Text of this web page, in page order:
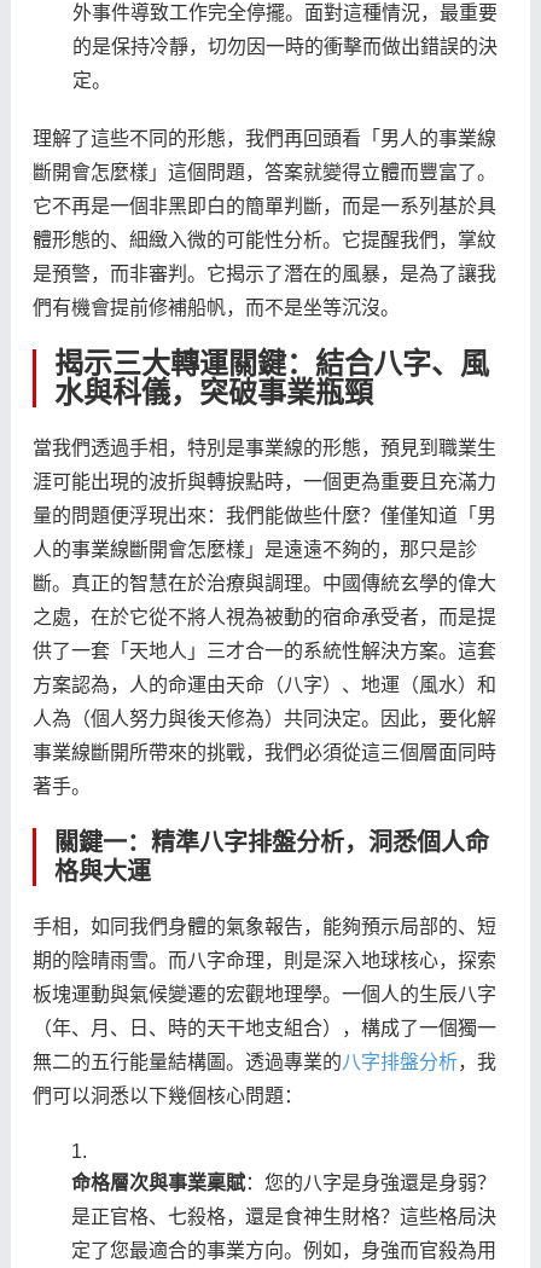
外事件導致工作完全停擺。面對這種情況，最重要
的是保持冷靜，切勿因一時的衝擊而做出錯誤的決
定。
理解了這些不同的形態，我們再回頭看「男人的事業線
斷開會怎麼樣」這個問題，答案就變得立體而豐富了。
它不再是一個非黑即白的簡單判斷，而是一系列基於具
體形態的、細緻入微的可能性分析。它提醒我們，掌紋
是預警，而非審判。它揭示了潛在的風暴，是為了讓我
們有機會提前修補船帆，而不是坐等沉沒。
揭示三大轉運關鍵：結合八字、風
水與科儀，突破事業瓶頸
當我們透過手相，特別是事業線的形態，預見到職業生
涯可能出現的波折與轉捩點時，一個更為重要且充滿力
量的問題便浮現出來：我們能做些什麼？僅僅知道「男
人的事業線斷開會怎麼樣」是遠遠不夠的，那只是診
斷。真正的智慧在於治療與調理。中國傳統玄學的偉大
之處，在於它從不將人視為被動的宿命承受者，而是提
供了一套「天地人」三才合一的系統性解決方案。這套
方案認為，人的命運由天命（八字）、地運（風水）和
人為（個人努力與後天修為）共同決定。因此，要化解
事業線斷開所帶來的挑戰，我們必須從這三個層面同時
著手。
關鍵一：精準八字排盤分析，洞悉個人命
格與大運
手相，如同我們身體的氣象報告，能夠預示局部的、短
期的陰晴雨雪。而八字命理，則是深入地球核心，探索
板塊運動與氣候變遷的宏觀地理學。一個人的生辰八字
（年、月、日、時的天干地支組合），構成了一個獨一
無二的五行能量結構圖。透過專業的八字排盤分析，我
們可以洞悉以下幾個核心問題：
命格層次與事業稟賦：您的八字是身強還是身弱？
是正官格、七殺格，還是食神生財格？這些格局決
定了您最適合的事業方向。例如，身強而官殺為用